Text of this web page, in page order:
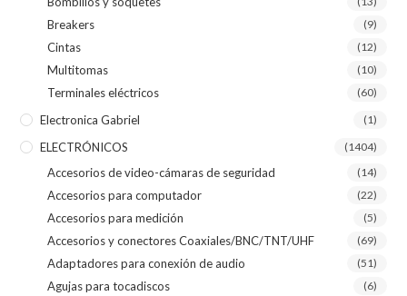
Breakers (9)
Cintas (12)
Multitomas (10)
Terminales eléctricos (60)
Electronica Gabriel (1)
ELECTRÓNICOS (1404)
Accesorios de video-cámaras de seguridad (14)
Accesorios para computador (22)
Accesorios para medición (5)
Accesorios y conectores Coaxiales/BNC/TNT/UHF (69)
Adaptadores para conexión de audio (51)
Agujas para tocadiscos (6)